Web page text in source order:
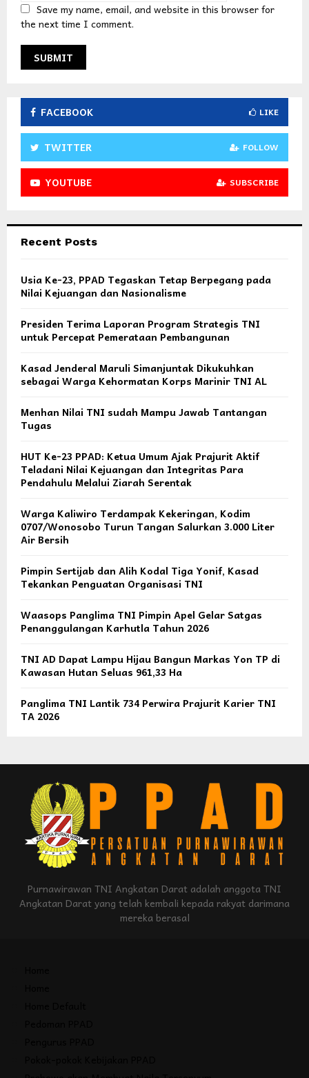
Save my name, email, and website in this browser for
the next time I comment.
FACEBOOK LIKE
TWITTER FOLLOW
YOUTUBE SUBSCRIBE
Recent Posts
Usia Ke-23, PPAD Tegaskan Tetap Berpegang pada
Nilai Kejuangan dan Nasionalisme
Presiden Terima Laporan Program Strategis TNI
untuk Percepat Pemerataan Pembangunan
Kasad Jenderal Maruli Simanjuntak Dikukuhkan
sebagai Warga Kehormatan Korps Marinir TNI AL
Menhan Nilai TNI sudah Mampu Jawab Tantangan
Tugas
HUT Ke-23 PPAD: Ketua Umum Ajak Prajurit Aktif
Teladani Nilai Kejuangan dan Integritas Para
Pendahulu Melalui Ziarah Serentak
Warga Kaliwiro Terdampak Kekeringan, Kodim
0707/Wonosobo Turun Tangan Salurkan 3.000 Liter
Air Bersih
Pimpin Sertijab dan Alih Kodal Tiga Yonif, Kasad
Tekankan Penguatan Organisasi TNI
Waasops Panglima TNI Pimpin Apel Gelar Satgas
Penanggulangan Karhutla Tahun 2026
TNI AD Dapat Lampu Hijau Bangun Markas Yon TP di
Kawasan Hutan Seluas 961,33 Ha
Panglima TNI Lantik 734 Perwira Prajurit Karier TNI
TA 2026
Purnawirawan TNI Angkatan Darat adalah anggota TNI
Angkatan Darat yang telah kembali kepada rakyat darimana
mereka berasal